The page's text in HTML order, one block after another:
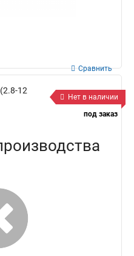
12
Сравнить
Нет в наличии
под заказ